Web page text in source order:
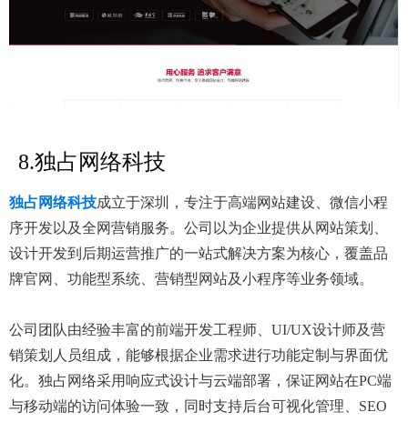
8.独占网络科技
独占网络科技成立于深圳，专注于高端网站建设、微信小程
序开发以及全网营销服务。公司以为企业提供从网站策划、
设计开发到后期运营推广的一站式解决方案为核心，覆盖品
牌官网、功能型系统、营销型网站及小程序等业务领域。
公司团队由经验丰富的前端开发工程师、UI/UX设计师及营
销策划人员组成，能够根据企业需求进行功能定制与界面优
化。独占网络采用响应式设计与云端部署，保证网站在PC端
与移动端的访问体验一致，同时支持后台可视化管理、SEO